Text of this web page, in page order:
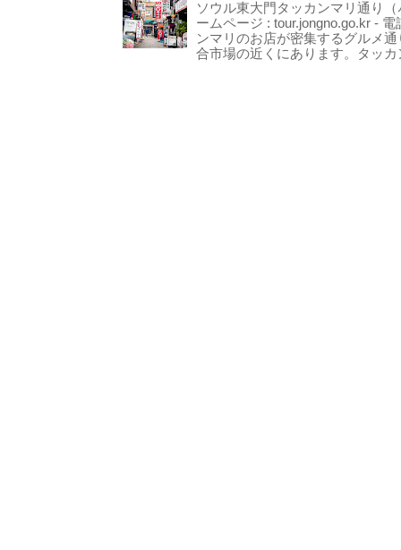
ソウル東大門タッカンマリ通り
ームページ : tour.jongno.go.kr -
ンマリのお店が密集するグルメ
合市場の近くにあります。タッ